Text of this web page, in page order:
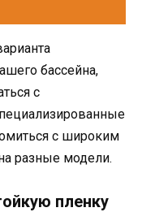
бассейна,
с
с широким
разные модели.
пленку